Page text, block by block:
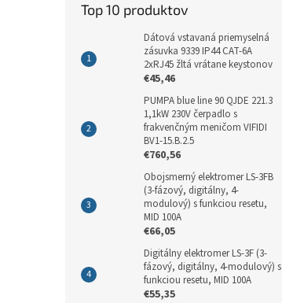
Top 10 produktov
Dátová vstavaná priemyselná
zásuvka 9339 IP44 CAT-6A
2xRJ45 žltá vrátane keystonov
€45,46
PUMPA blue line 90 QJDE 221.3
1,1kW 230V čerpadlo s
frakvenčným meničom VIFIDI
BV1-15.B.2.5
€760,56
Obojsmerný elektromer LS-3FB
(3-fázový, digitálny, 4-
modulový) s funkciou resetu,
MID 100A
€66,05
Digitálny elektromer LS-3F (3-
fázový, digitálny, 4-modulový) s
funkciou resetu, MID 100A
€55,35